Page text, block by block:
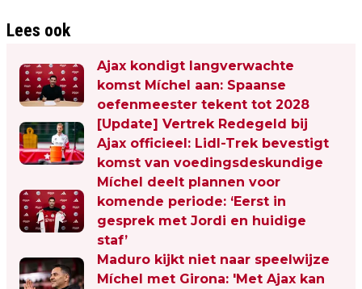
Lees ook
Ajax kondigt langverwachte
komst Míchel aan: Spaanse
oefenmeester tekent tot 2028
[Update] Vertrek Redegeld bij
Ajax officieel: Lidl-Trek bevestigt
komst van voedingsdeskundige
Míchel deelt plannen voor
komende periode: ‘Eerst in
gesprek met Jordi en huidige
staf’
Maduro kijkt niet naar speelwijze
Míchel met Girona: 'Met Ajax kan